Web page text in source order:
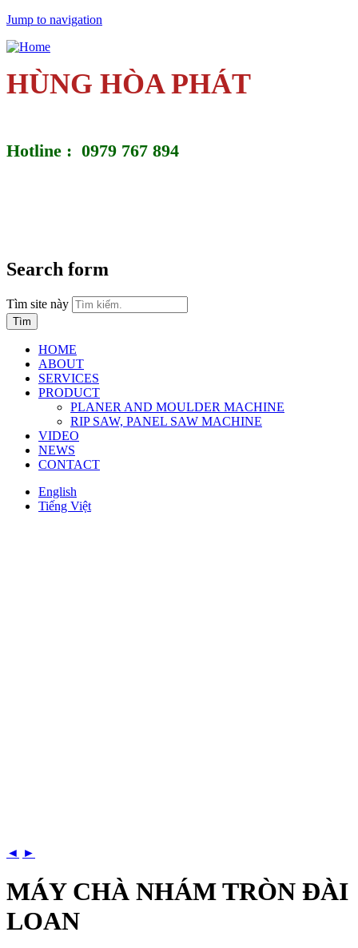
Jump to navigation
HÙNG HÒA PHÁT
Hotline : 0979 767 894
Search form
Tìm site này
HOME
ABOUT
SERVICES
PRODUCT
PLANER AND MOULDER MACHINE
RIP SAW, PANEL SAW MACHINE
VIDEO
NEWS
CONTACT
English
Tiếng Việt
◄ ►
MÁY CHÀ NHÁM TRÒN ĐÀI
LOAN